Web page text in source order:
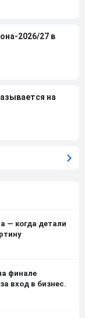
2026/27 в
на
— когда детали
финале
вход в бизнес.